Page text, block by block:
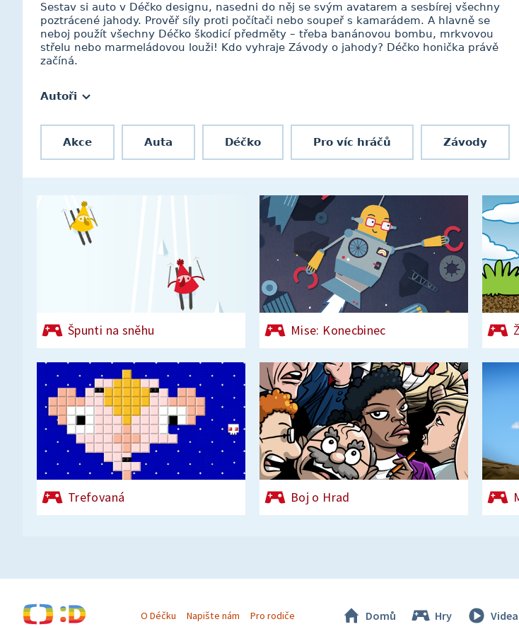
Sestav si auto v Déčko designu, nasedni do něj se svým avatarem a sesbírej všechny
poztrácené jahody. Prověř síly proti počítači nebo soupeř s kamarádem. A hlavně se
neboj použít všechny Déčko škodicí předměty – třeba banánovou bombu, mrkvovou
střelu nebo marmeládovou louži! Kdo vyhraje Závody o jahody? Déčko honička právě
začíná.
Autoři
Akce Auta Déčko Pro víc hráčů Závody
Špunti na sněhu Mise: Konecbinec
Trefovaná Boj o Hrad
O Déčku Napište nám Pro rodiče Domů Hry Videa